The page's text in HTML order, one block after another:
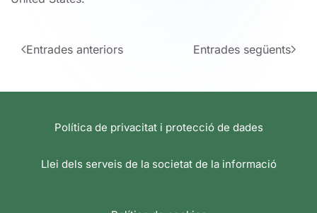
Entrades anteriors Entrades següents
Política de privacitat i protecció de dades
Llei dels serveis de la societat de la informació